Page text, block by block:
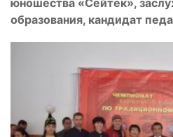
юношества «Сейтек»,
образования, кандидат